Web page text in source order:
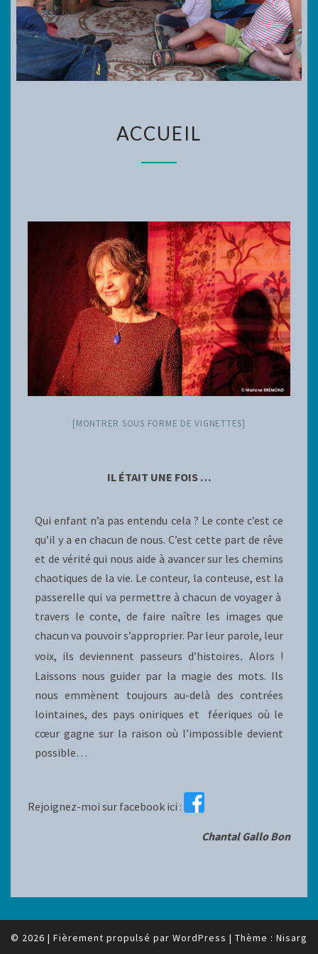
ACCUEIL
[MONTRER SOUS FORME DE VIGNETTES]
IL ÉTAIT UNE FOIS …
Qui enfant n’a pas entendu cela ? Le conte c’est ce
qu’il y a en chacun de nous. C’est cette part de rêve
et de vérité qui nous aide à avancer sur les chemins
chaotiques de la vie. Le conteur, la conteuse, est la
passerelle qui va permettre à chacun de voyager à
travers le conte, de faire naître les images que
chacun va pouvoir s’approprier. Par leur parole, leur
voix, ils deviennent passeurs d’histoires. Alors !
Laissons nous guider par la magie des mots. Ils
nous emmènent toujours au-delà des contrées
lointaines, des pays oniriques et féeriques où le
cœur gagne sur la raison où l’impossible devient
possible…
Rejoignez-moi sur facebook ici :
Chantal Gallo Bon
© 2026 | Fièrement propulsé par WordPress | Thème : Nisarg